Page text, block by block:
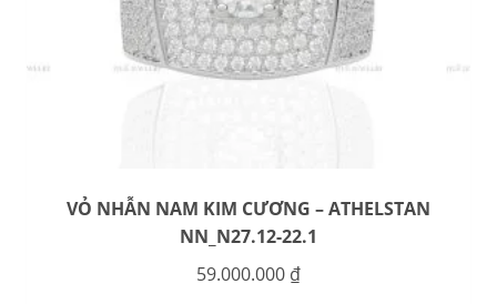
VỎ NHẪN NAM KIM CƯƠNG – ATHELSTAN
NN_N27.12-22.1
59.000.000 ₫